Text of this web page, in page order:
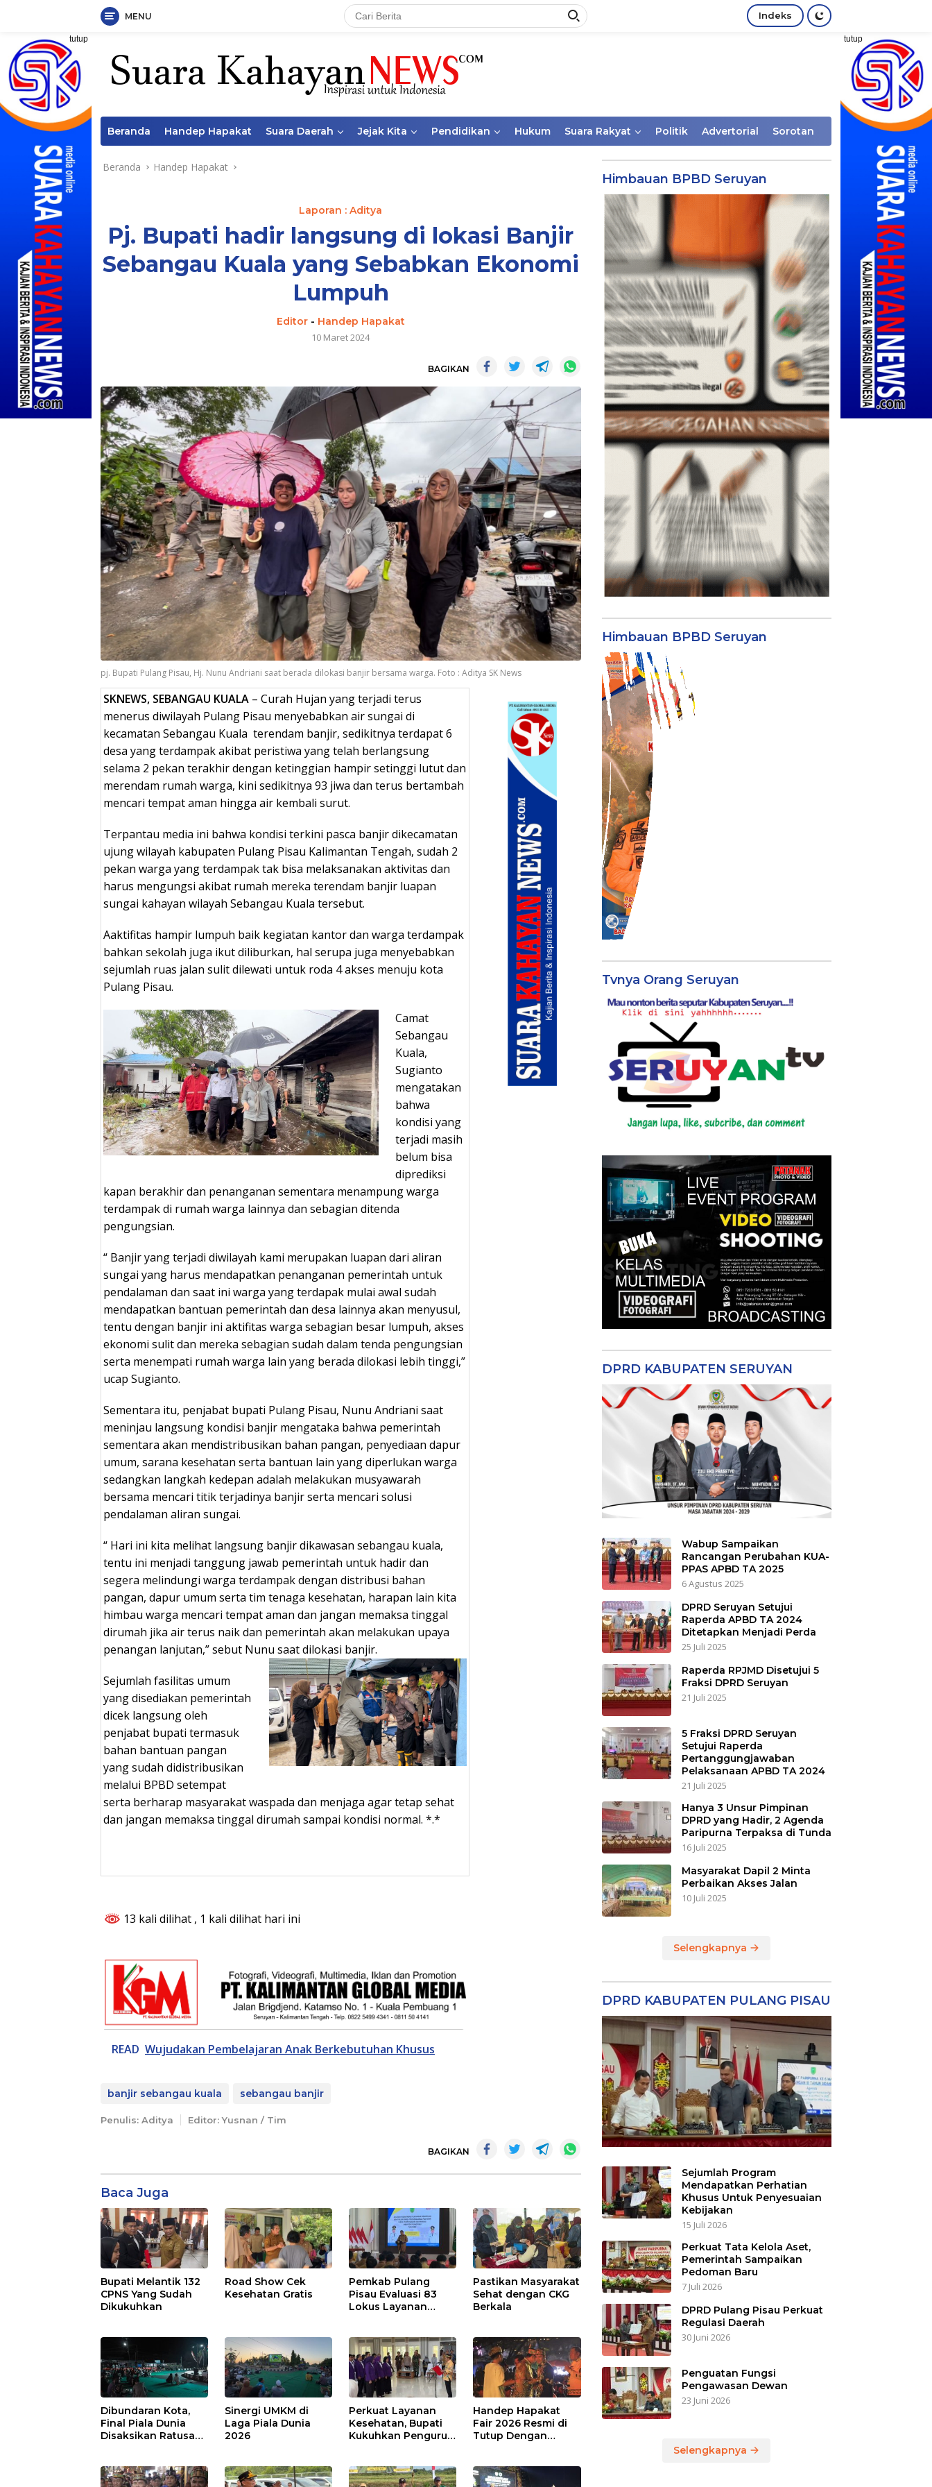
Langsung
konten
MENU Indeks
tutup tutup
Beranda Handep Hapakat Suara Daerah Jejak Kita Pendidikan Hukum Suara Rakyat Politik Advertorial Sorotan
Beranda Handep Hapakat
Laporan : Aditya
Pj. Bupati hadir langsung di lokasi Banjir
Sebangau Kuala yang Sebabkan Ekonomi
Lumpuh
Editor- Handep Hapakat
10 Maret 2024
BAGIKAN
pj. Bupati Pulang Pisau, Hj. Nunu Andriani saat berada dilokasi banjir bersama warga. Foto : Aditya SK News
SKNEWS, SEBANGAU KUALA – Curah Hujan yang terjadi terus
menerus diwilayah Pulang Pisau menyebabkan air sungai di
kecamatan Sebangau Kuala terendam banjir, sedikitnya terdapat 6
desa yang terdampak akibat peristiwa yang telah berlangsung
selama 2 pekan terakhir dengan ketinggian hampir setinggi lutut dan
merendam rumah warga, kini sedikitnya 93 jiwa dan terus bertambah
mencari tempat aman hingga air kembali surut.
Terpantau media ini bahwa kondisi terkini pasca banjir dikecamatan
ujung wilayah kabupaten Pulang Pisau Kalimantan Tengah, sudah 2
pekan warga yang terdampak tak bisa melaksanakan aktivitas dan
harus mengungsi akibat rumah mereka terendam banjir luapan
sungai kahayan wilayah Sebangau Kuala tersebut.
Aaktifitas hampir lumpuh baik kegiatan kantor dan warga terdampak
bahkan sekolah juga ikut diliburkan, hal serupa juga menyebabkan
sejumlah ruas jalan sulit dilewati untuk roda 4 akses menuju kota
Pulang Pisau.
Camat
Sebangau
Kuala,
Sugianto
mengatakan
bahwa
kondisi yang
terjadi masih
belum bisa
diprediksi
kapan berakhir dan penanganan sementara menampung warga
terdampak di rumah warga lainnya dan sebagian ditenda
pengungsian.
“ Banjir yang terjadi diwilayah kami merupakan luapan dari aliran
sungai yang harus mendapatkan penanganan pemerintah untuk
pendalaman dan saat ini warga yang terdapak mulai awal sudah
mendapatkan bantuan pemerintah dan desa lainnya akan menyusul,
tentu dengan banjir ini aktifitas warga sebagian besar lumpuh, akses
ekonomi sulit dan mereka sebagian sudah dalam tenda pengungsian
serta menempati rumah warga lain yang berada dilokasi lebih tinggi,”
ucap Sugianto.
Sementara itu, penjabat bupati Pulang Pisau, Nunu Andriani saat
meninjau langsung kondisi banjir mengataka bahwa pemerintah
sementara akan mendistribusikan bahan pangan, penyediaan dapur
umum, sarana kesehatan serta bantuan lain yang diperlukan warga
sedangkan langkah kedepan adalah melakukan musyawarah
bersama mencari titik terjadinya banjir serta mencari solusi
pendalaman aliran sungai.
“ Hari ini kita melihat langsung banjir dikawasan sebangau kuala,
tentu ini menjadi tanggung jawab pemerintah untuk hadir dan
segera melindungi warga terdampak dengan distribusi bahan
pangan, dapur umum serta tim tenaga kesehatan, harapan lain kita
himbau warga mencari tempat aman dan jangan memaksa tinggal
dirumah jika air terus naik dan pemerintah akan melakukan upaya
penangan lanjutan,” sebut Nunu saat dilokasi banjir.
Sejumlah fasilitas umum
yang disediakan pemerintah
dicek langsung oleh
penjabat bupati termasuk
bahan bantuan pangan
yang sudah didistribusikan
melalui BPBD setempat
serta berharap masyarakat waspada dan menjaga agar tetap sehat
dan jangan memaksa tinggal dirumah sampai kondisi normal. *.*
13 kali dilihat , 1 kali dilihat hari ini
READ Wujudakan Pembelajaran Anak Berkebutuhan Khusus
banjir sebangau kuala sebangau banjir
Penulis: Aditya Editor: Yusnan / Tim
BAGIKAN
Baca Juga
Bupati Melantik 132
CPNS Yang Sudah
Dikukuhkan
Road Show Cek
Kesehatan Gratis
Pemkab Pulang
Pisau Evaluasi 83
Lokus Layanan
Pastikan Masyarakat
Sehat dengan CKG
Berkala
Dibundaran Kota,
Final Piala Dunia
Disaksikan Ratusan
Sinergi UMKM di
Laga Piala Dunia
2026
Perkuat Layanan
Kesehatan, Bupati
Kukuhkan Pengurus
Handep Hapakat
Fair 2026 Resmi di
Tutup Dengan
Himbauan BPBD Seruyan
Himbauan BPBD Seruyan
Tvnya Orang Seruyan
DPRD KABUPATEN SERUYAN
Wabup Sampaikan
Rancangan Perubahan KUA-
PPAS APBD TA 2025
6 Agustus 2025
DPRD Seruyan Setujui
Raperda APBD TA 2024
Ditetapkan Menjadi Perda
25 Juli 2025
Raperda RPJMD Disetujui 5
Fraksi DPRD Seruyan
21 Juli 2025
5 Fraksi DPRD Seruyan
Setujui Raperda
Pertanggungjawaban
Pelaksanaan APBD TA 2024
21 Juli 2025
Hanya 3 Unsur Pimpinan
DPRD yang Hadir, 2 Agenda
Paripurna Terpaksa di Tunda
16 Juli 2025
Masyarakat Dapil 2 Minta
Perbaikan Akses Jalan
10 Juli 2025
Selengkapnya
DPRD KABUPATEN PULANG PISAU
Sejumlah Program
Mendapatkan Perhatian
Khusus Untuk Penyesuaian
Kebijakan
15 Juli 2026
Perkuat Tata Kelola Aset,
Pemerintah Sampaikan
Pedoman Baru
7 Juli 2026
DPRD Pulang Pisau Perkuat
Regulasi Daerah
30 Juni 2026
Penguatan Fungsi
Pengawasan Dewan
23 Juni 2026
Selengkapnya